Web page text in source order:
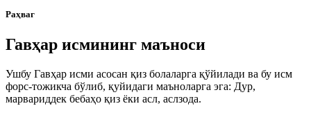
Раҳваг
Гавҳар исмининг маъноси
Ушбу Гавҳар исми асосан қиз болаларга қўйилади ва бу исм
форс-тожикча бўлиб, қуйидаги маъноларга эга: Дур,
марвариддек бебаҳо қиз ёки асл, аслзода.